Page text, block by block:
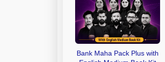
Bank Maha Pack Plus with